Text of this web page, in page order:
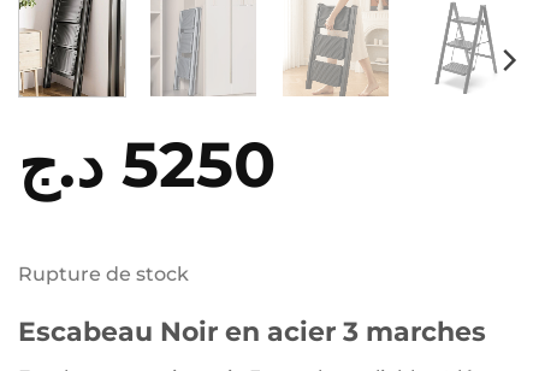
5250 د.ج
Rupture de stock
Escabeau Noir en acier 3 marches